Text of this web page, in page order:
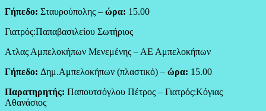
Γήπεδο: Σταυρούπολης – ώρα: 15.00
Γιατρός:Παπαβασιλείου Σωτήριος
Ατλας Αμπελοκήπων Μενεμένης – ΑΕ Αμπελοκήπων
Γήπεδο: Δημ.Αμπελοκήπων (πλαστικό) – ώρα: 15.00
Παρατηρητής: Παπουτσόγλου Πέτρος – Γιατρός:Κόγιας
Αθανάσιος